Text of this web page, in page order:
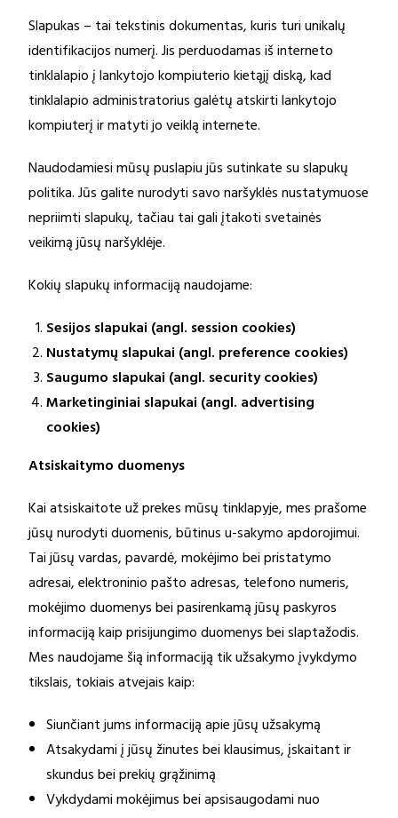
Slapukas – tai tekstinis dokumentas, kuris turi unikalų
identifikacijos numerį. Jis perduodamas iš interneto
tinklalapio į lankytojo kompiuterio kietąjį diską, kad
tinklalapio administratorius galėtų atskirti lankytojo
kompiuterį ir matyti jo veiklą internete.
Naudodamiesi mūsų puslapiu jūs sutinkate su slapukų
politika. Jūs galite nurodyti savo naršyklės nustatymuose
nepriimti slapukų, tačiau tai gali įtakoti svetainės
veikimą jūsų naršyklėje.
Kokių slapukų informaciją naudojame:
Sesijos slapukai (angl. session cookies)
Nustatymų slapukai (angl. preference cookies)
Saugumo slapukai (angl. security cookies)
Marketinginiai slapukai (angl. advertising
cookies)
Atsiskaitymo duomenys
Kai atsiskaitote už prekes mūsų tinklapyje, mes prašome
jūsų nurodyti duomenis, būtinus u-sakymo apdorojimui.
Tai jūsų vardas, pavardė, mokėjimo bei pristatymo
adresai, elektroninio pašto adresas, telefono numeris,
mokėjimo duomenys bei pasirenkamą jūsų paskyros
informaciją kaip prisijungimo duomenys bei slaptažodis.
Mes naudojame šią informaciją tik užsakymo įvykdymo
tikslais, tokiais atvejais kaip:
Siunčiant jums informaciją apie jūsų užsakymą
Atsakydami į jūsų žinutes bei klausimus, įskaitant ir
skundus bei prekių grąžinimą
Vykdydami mokėjimus bei apsisaugodami nuo